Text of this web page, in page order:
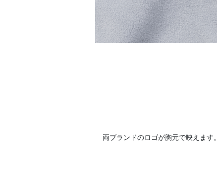
両ブランドのロゴが胸元で映えます。